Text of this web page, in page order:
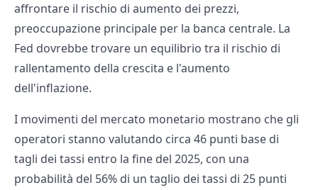
affrontare il rischio di aumento dei prezzi,
preoccupazione principale per la banca centrale. La
Fed dovrebbe trovare un equilibrio tra il rischio di
rallentamento della crescita e l'aumento
dell'inflazione.
I movimenti del mercato monetario mostrano che gli
operatori stanno valutando circa 46 punti base di
tagli dei tassi entro la fine del 2025, con una
probabilità del 56% di un taglio dei tassi di 25 punti